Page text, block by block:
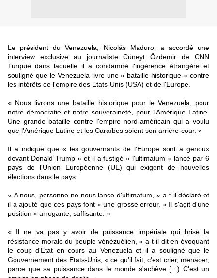
Le président du Venezuela, Nicolás Maduro, a accordé une
interview exclusive au journaliste Cüneyt Özdemir de CNN
Turquie dans laquelle il a condamné l'ingérence étrangère et
souligné que le Venezuela livre une « bataille historique » contre
les intérêts de l'empire des Etats-Unis (USA) et de l'Europe.
« Nous livrons une bataille historique pour le Venezuela, pour
notre démocratie et notre souveraineté, pour l'Amérique Latine.
Une grande bataille contre l'empire nord-américain qui a voulu
que l'Amérique Latine et les Caraïbes soient son arrière-cour. »
Il a indiqué que « les gouvernants de l'Europe sont à genoux
devant Donald Trump » et il a fustigé « l'ultimatum » lancé par 6
pays de l'Union Européenne (UE) qui exigent de nouvelles
élections dans le pays.
« A nous, personne ne nous lance d'ultimatum, » a-t-il déclaré et
il a ajouté que ces pays font « une grosse erreur. » Il s'agit d'une
position « arrogante, suffisante. »
« Il ne va pas y avoir de puissance impériale qui brise la
résistance morale du peuple vénézuélien, » a-t-il dit en évoquant
le coup d'Etat en cours au Venezuela et il a souligné que le
Gouvernement des Etats-Unis, « ce qu'il fait, c'est crier, menacer,
parce que sa puissance dans le monde s'achève (...) C'est un